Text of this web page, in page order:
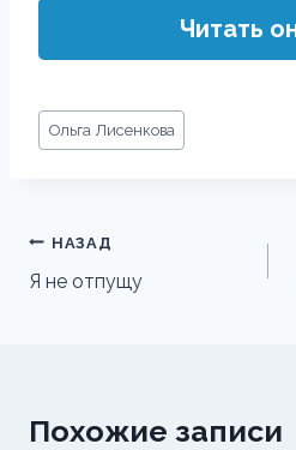
Читать
Метки
записи:
Ольга Лисенкова
Навигация
по
НАЗАД
Я не отпущу
Похожие записи